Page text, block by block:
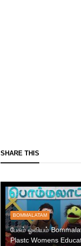
SHARE THIS
BOMMALATAM
பேசும் ஓவியம்
Plastc Womens